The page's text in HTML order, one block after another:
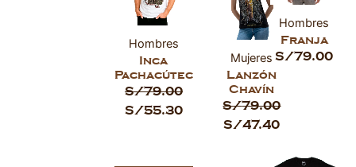
Hombres
Inca
Pachacútec
S/79.00
S/55.30
Mujeres
Lanzón
Chavín
S/79.00
S/47.40
Hombres
Franja
S/79.00